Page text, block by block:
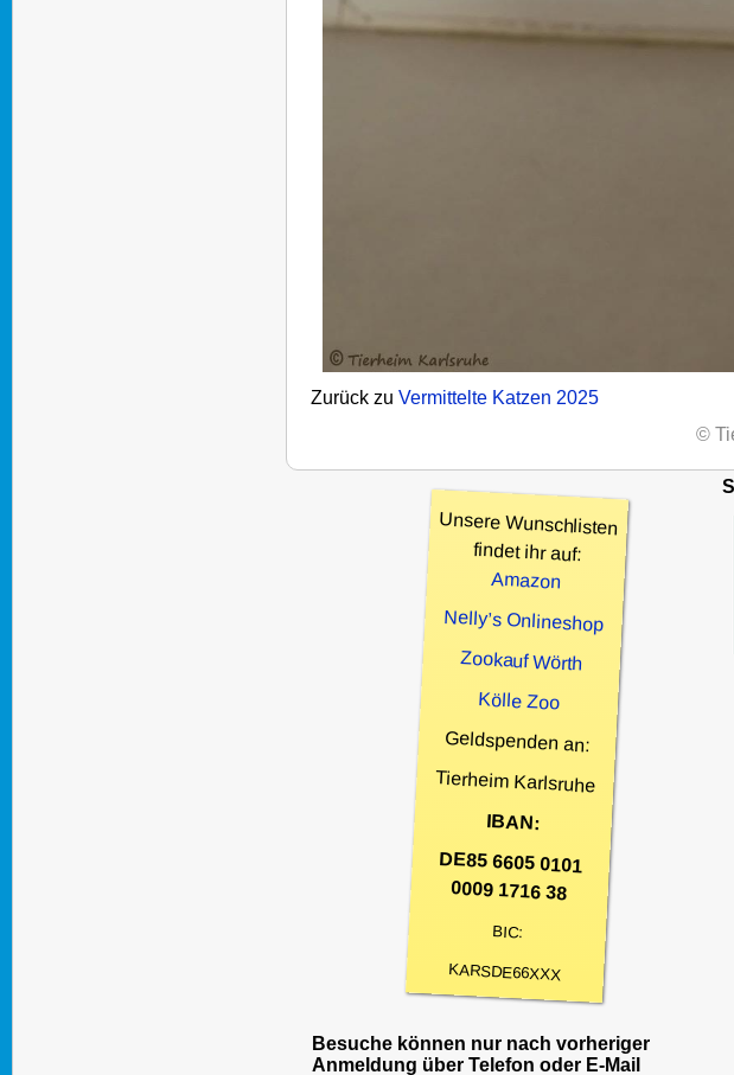
Zurück zu Vermittelte Katzen 2025
©
Unsere Wunschlisten
findet ihr auf:
Amazon
Nelly’s Onlineshop
Zookauf Wörth
Kölle Zoo
Geldspenden an:
Tierheim Karlsruhe
IBAN:
DE85 6605 0101
0009 1716 38
BIC:
KARSDE66XXX
Besuche können nur nach vorheriger
Anmeldung über Telefon oder E-Mail